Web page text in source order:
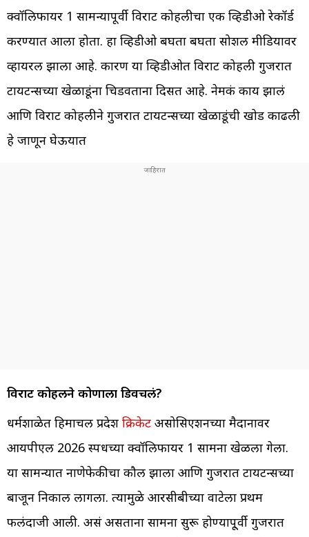
क्वॉलिफायर 1 सामन्यापूर्वी विराट कोहलीचा एक व्हिडीओ रेकॉर्ड
करण्यात आला होता. हा व्हिडीओ बघता बघता सोशल मीडियावर
व्हायरल झाला आहे. कारण या व्हिडीओत विराट कोहली गुजरात
टायटन्सच्या खेळाडूंना चिडवताना दिसत आहे. नेमकं काय झालं
आणि विराट कोहलीने गुजरात टायटन्सच्या खेळाडूंची खोड काढली
हे जाणून घेऊयात
विराट कोहलीने कोणाला डिवचलं?
धर्मशाळेत हिमाचल प्रदेश क्रिकेट असोसिएशनच्या मैदानावर
आयपीएल 2026 स्पर्धेच्या क्वॉलिफायर 1 सामना खेळला गेला.
या सामन्यात नाणेफेकीचा कौल झाला आणि गुजरात टायटन्सच्या
बाजून निकाल लागला. त्यामुळे आरसीबीच्या वाटेला प्रथम
फलंदाजी आली. असं असताना सामना सुरू होण्यापू्र्वी गुजरात